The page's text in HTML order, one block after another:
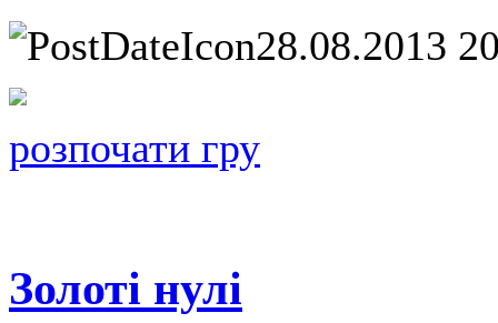
28.08.2013
розпочати гру
Золоті нулі